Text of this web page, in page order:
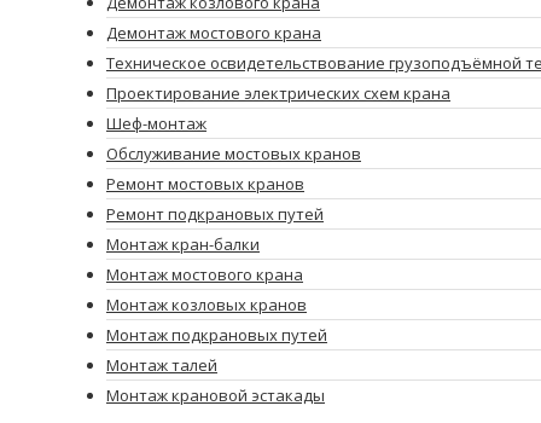
Демонтаж мостового крана
Техническое освидетельствование грузоподъёмной
Проектирование электрических схем крана
Шеф-монтаж
Обслуживание мостовых кранов
Ремонт мостовых кранов
Ремонт подкрановых путей
Монтаж кран-балки
Монтаж мостового крана
Монтаж козловых кранов
Монтаж подкрановых путей
Монтаж талей
Монтаж крановой эстакады